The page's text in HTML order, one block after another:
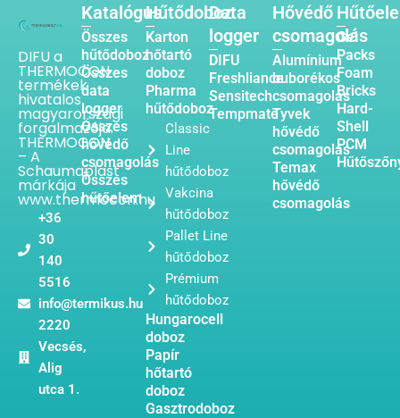
DIFU a
THERMOCON
termékek
hivatalos
magyarországi
forgalmazója.
THERMOCON
– A
Schaumaplast
márkája
www.thermocon.hu
+36
30
140
5516
info@termikus.hu
2220
Vecsés,
Alig
utca 1.
Katalógus
Összes
hűtődoboz
Összes
data
logger
Összes
hővédő
csomagolás
Összes
hűtőelem
Hűtődoboz
Karton
hőtartó
doboz
Pharma
hűtődoboz
Classic
Line
hűtődoboz
Vakcina
hűtődoboz
Pallet Line
hűtődoboz
Prémium
hűtődoboz
Hungarocell
doboz
Papír
hőtartó
doboz
Gasztrodoboz
Data
logger
DIFU
Freshliance
Sensitech
Tempmate
Hővédő
csomagolás
Alumínium
buborékos
csomagolás
Tyvek
hővédő
csomagolás
Temax
hővédő
csomagolás
Gel
Packs
Foam
Bricks
Hard-
Shell
PCM